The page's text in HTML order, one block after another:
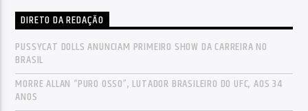
DIRETO DA REDAÇÃO
PUSSYCAT DOLLS ANUNCIAM PRIMEIRO SHOW DA CARREIRA NO
BRASIL
MORRE ALLAN “PURO OSSO”, LUTADOR BRASILEIRO DO UFC, AOS 34
ANOS